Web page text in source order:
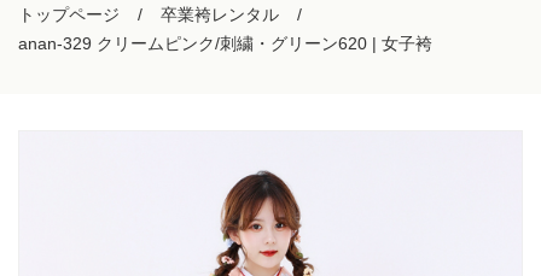
トップページ
卒業袴レンタル
anan-329 クリームピンク/刺繍・グリーン620 | 女子袴